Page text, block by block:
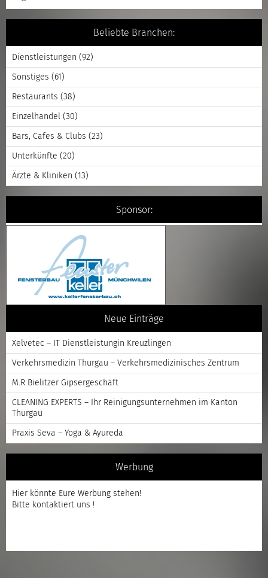
Beliebte Branchen:
Dienstleistungen (92)
Sonstiges (61)
Restaurants (38)
Einzelhandel (30)
Bars, Cafes & Clubs (23)
Unterkünfte (20)
Ärzte & Kliniken (13)
Sponsor:
Neue Einträge
Xelvetec – IT Dienstleistungin Kreuzlingen
Verkehrsmedizin Thurgau – Verkehrsmedizinisches Zentrum
M.R Bielitzer Gipsergeschäft
CLEANING EXPERTS – Ihr Reinigungsunternehmen im Kanton
Thurgau
Praxis Seva – Yoga & Ayureda
Werbung
Hier könnte Eure Werbung stehen!
Bitte kontaktiert uns !